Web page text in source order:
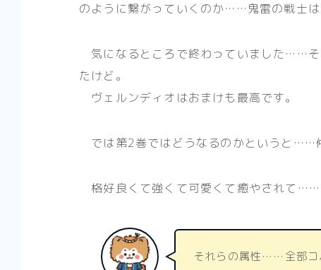
のように繋がっていくのか……鬼雷の戦士は
気になるところで終わっていました……そ
たけど。
ヴェルンディオはおまけも最高です。
では第2巻ではどうなるのかというと……
格好良くて強くて可愛くて癒やされて
それらの属性……全部